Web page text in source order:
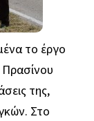
το έργο
Πρασίνου
της,
Στο